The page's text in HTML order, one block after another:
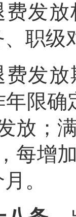
放
职级
放
限确
放；
每增
。